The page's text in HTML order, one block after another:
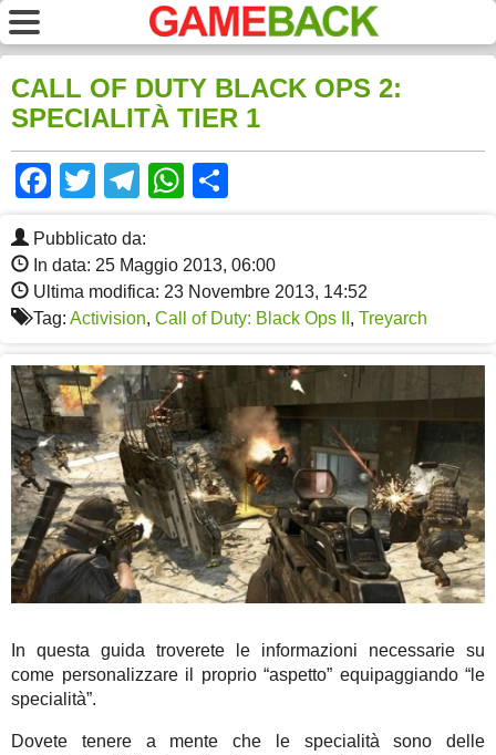
CALL OF DUTY BLACK OPS 2:
SPECIALITÀ TIER 1
Facebook
TwitterTelegram
WhatsApp
Pubblicato da:
In data: 25 Maggio 2013, 06:00
Ultima modifica: 23 Novembre 2013, 14:52
Tag: Activision, Call of Duty: Black Ops II , Treyarch
In questa guida troverete le informazioni necessarie su
come personalizzare il proprio “aspetto” equipaggiando “le
specialità”.
Dovete tenere a mente che le specialità sono delle